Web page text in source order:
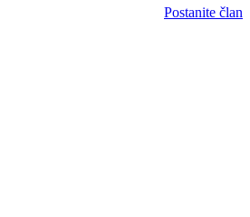
Postanite član